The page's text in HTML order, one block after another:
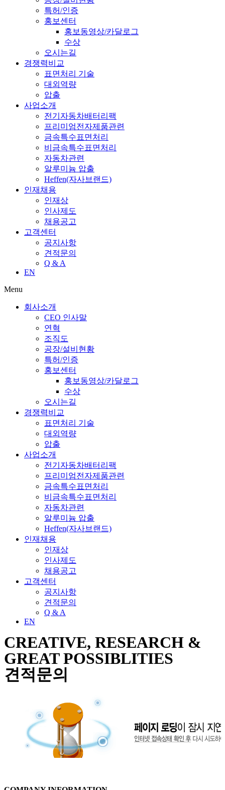
특허/인증
홍보센터
홍보동영상/카달로그
수상
오시는길
경쟁력비교
표면처리 기술
대외역량
압출
사업소개
전기자동차배터리팩
프리미엄전자제품관련
금속특수표면처리
비금속특수표면처리
자동차관련
알루미늄 압출
Heffen(자사브랜드)
인재채용
인재상
인사제도
채용공고
고객센터
공지사항
견적문의
Q & A
EN
Menu
회사소개
CEO 인사말
연혁
조직도
공장/설비현황
특허/인증
홍보센터
홍보동영상/카달로그
수상
오시는길
경쟁력비교
표면처리 기술
대외역량
압출
사업소개
전기자동차배터리팩
프리미엄전자제품관련
금속특수표면처리
비금속특수표면처리
자동차관련
알루미늄 압출
Heffen(자사브랜드)
인재채용
인재상
인사제도
채용공고
고객센터
공지사항
견적문의
Q & A
EN
CREATIVE, RESEARCH &
GREAT POSSIBLITIES
견적문의